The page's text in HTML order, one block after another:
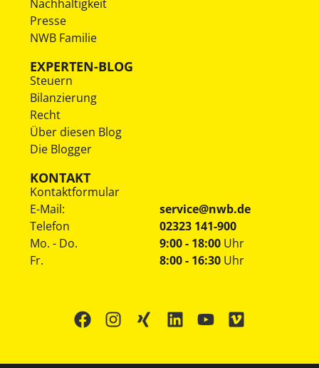
Nachhaltigkeit
Presse
NWB Familie
EXPERTEN-BLOG
Steuern
Bilanzierung
Recht
Über diesen Blog
Die Blogger
KONTAKT
Kontaktformular
E-Mail:
service@nwb.de
Telefon
02323 141-900
Mo. - Do.
Fr.
9:00 - 18:00 Uhr
8:00 - 16:30 Uhr